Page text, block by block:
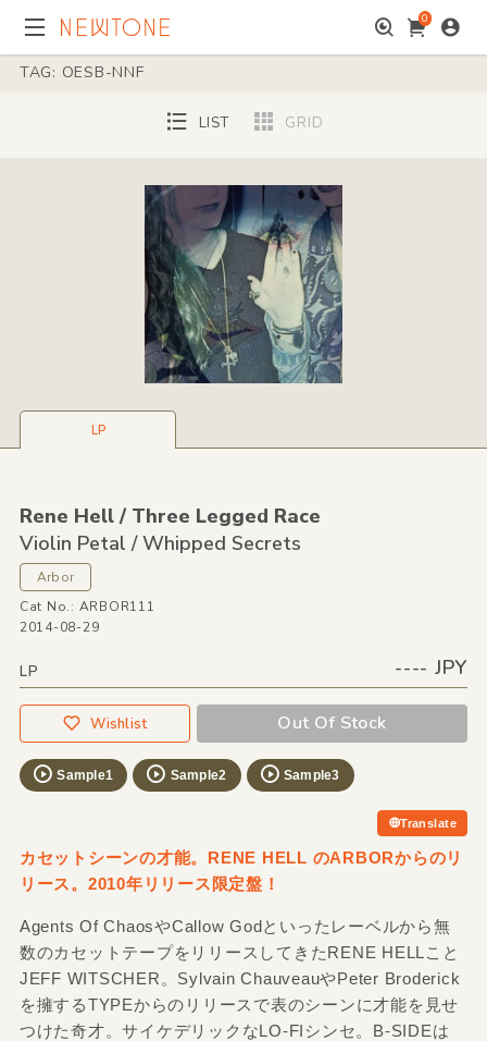
0
TAG: OESB-NNF
LIST GRID
LP
Rene Hell /Three Legged Race
Violin Petal /Whipped Secrets
Arbor
Cat No.: ARBOR111
2014-08-29
LP ---- JPY
Wishlist Out Of Stock
Sample1 Sample2 Sample3
Translate
カセットシーンの才能。RENE HELL のARBORからのリ
リース。2010年リリース限定盤！
Agents Of ChaosやCallow Godといったレーベルから無
数のカセットテープをリリースしてきたRENE HELLこと
JEFF WITSCHER。Sylvain ChauveauやPeter Broderick
を擁するTYPEからのリリースで表のシーンに才能を見せ
つけた奇才。サイケデリックなLO-FIシンセ。B-SIDEは